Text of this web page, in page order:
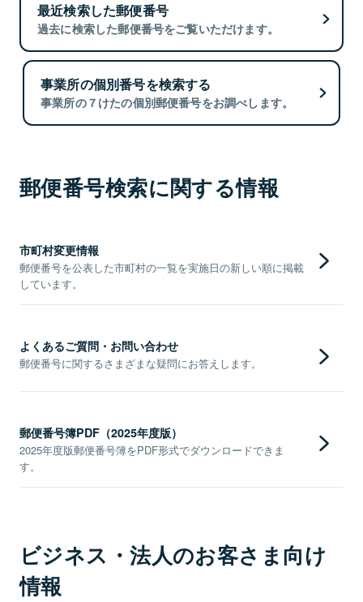
最近検索した郵便番号
過去に検索した郵便番号をご覧いただけます。
事業所の個別番号を検索する
事業所の７けたの個別郵便番号をお調べします。
郵便番号検索に関する情報
市町村変更情報
郵便番号を公表した市町村の一覧を実施日の新しい順に掲載
しています。
よくあるご質問・お問い合わせ
郵便番号に関するさまざまな疑問にお答えします。
郵便番号簿PDF（2025年度版）
2025年度版郵便番号簿をPDF形式でダウンロードできま
す。
ビジネス・法人のお客さま向け
情報